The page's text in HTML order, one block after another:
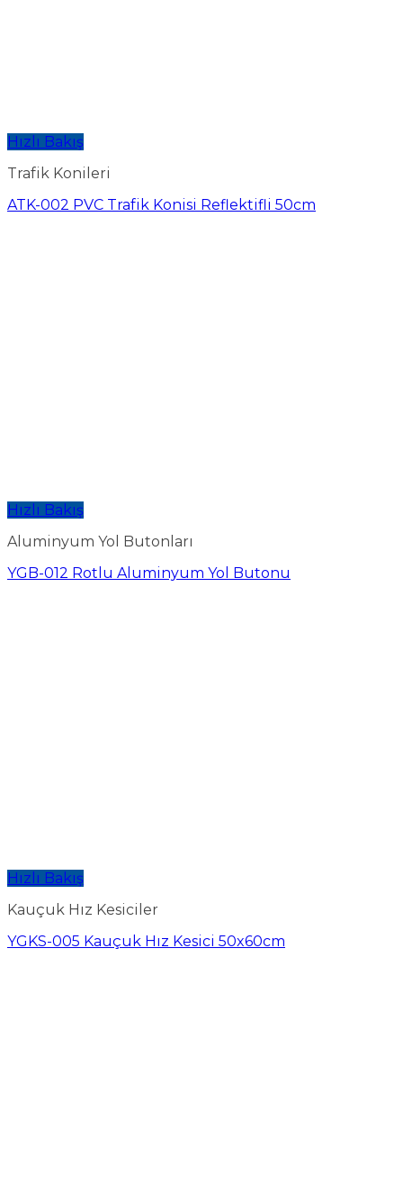
Hızlı Bakış
Trafik Konileri
ATK-002 PVC Trafik Konisi Reflektifli 50cm
Hızlı Bakış
Aluminyum Yol Butonları
YGB-012 Rotlu Aluminyum Yol Butonu
Hızlı Bakış
Kauçuk Hız Kesiciler
YGKS-005 Kauçuk Hız Kesici 50x60cm